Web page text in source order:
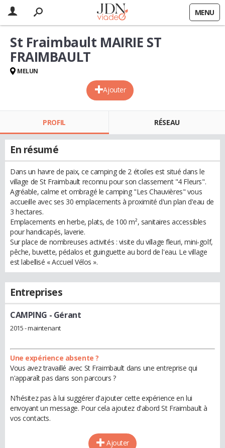
MENU
Ajouter
St Fraimbault MAIRIE ST
FRAIMBAULT
MELUN
PROFIL RÉSEAU
En résumé
Dans un havre de paix, ce camping de 2 étoiles est situé dans le
village de St Fraimbault reconnu pour son classement "4 Fleurs".
Agréable, calme et ombragé le camping "Les Chauvières" vous
accueille avec ses 30 emplacements à proximité d'un plan d'eau de
3 hectares.
Emplacements en herbe, plats, de 100 m², sanitaires accessibles
pour handicapés, laverie.
Sur place de nombreuses activités : visite du village fleuri, mini-golf,
pêche, buvette, pédalos et guinguette au bord de l'eau. Le village
est labellisé « Accueil Vélos ».
Entreprises
CAMPING - Gérant
2015 - maintenant
Une expérience absente ?
Vous avez travaillé avec St Fraimbault dans une entreprise qui
n'apparaît pas dans son parcours ?
N'hésitez pas à lui suggérer d'ajouter cette expérience en lui
envoyant un message. Pour cela ajoutez d'abord St Fraimbault à
vos contacts.
Ajouter